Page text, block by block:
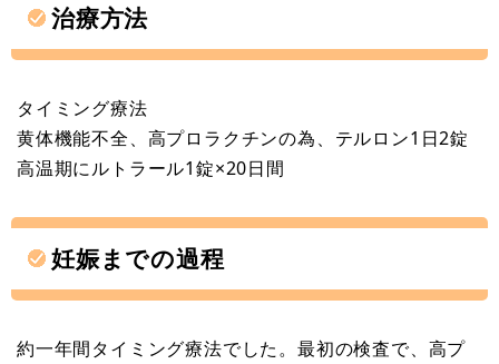
治療方法
タイミング療法
黄体機能不全、高プロラクチンの為、テルロン1日2錠
高温期にルトラール1錠×20日間
妊娠までの過程
約一年間タイミング療法でした。最初の検査で、高プ